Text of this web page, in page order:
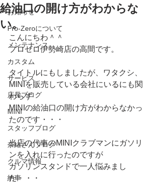
お知らせ
Pro-Zeroについて
メンテナンス
カスタム
サービス
店長ブログ
MINI
スタッフブログ
奈緒さんブログ
クルマ情報
納車
給油口の開け方がわからな
い。
こんにちわ＾＾
プロゼロ伊勢崎店の高間です。
タイトルにもしましたが、ワタクシ、
MINIを販売している会社にいるにも関
わらず
MINIの給油口の開け方がわからなかっ
たのです・・・
当店の代車のMINIクラブマンにガソリ
ンを入れに行ったのですが
ガソリンスタンドで一人悩みまし
た・・・